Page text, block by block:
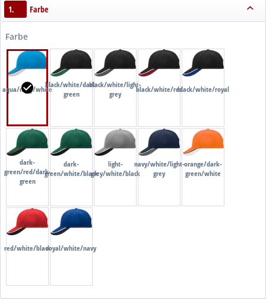
1. Farbe
Farbe
aqua/navy/whiteblack/white/dark-
green
black/white/light-
grey
black/white/redblack/white/royal
dark-
green/red/dark-
green
dark-
green/white/black
light-
grey/white/black
navy/white/light-
grey
orange/dark-
green/white
red/white/blackroyal/white/navy